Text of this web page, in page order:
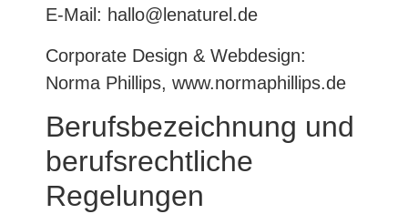
E-Mail: hallo@lenaturel.de
Corporate Design & Webdesign:
Norma Phillips, www.normaphillips.de
Berufsbezeichnung und
berufsrechtliche
Regelungen